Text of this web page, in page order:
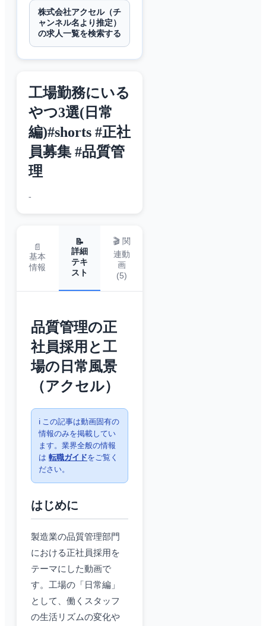
株式会社アクセル（チ
ャンネル名より推定）
の求人一覧を検索する
工場勤務にいる
やつ3選(日常
編)#shorts #正社
員募集 #品質管
理
-
📄
基本
情報
📝
詳細
テキ
スト
🎬 関
連動
画
(5)
品質管理の正
社員採用と工
場の日常風景
（アクセル）
ℹ️ この記事は動画固有の
情報のみを掲載してい
ます。業界全般の情報
は 転職ガイドをご覧く
ださい。
はじめに
製造業の品質管理部門
における正社員採用を
テーマにした動画で
す。工場の「日常編」
として、働くスタッフ
の生活リズムの変化や